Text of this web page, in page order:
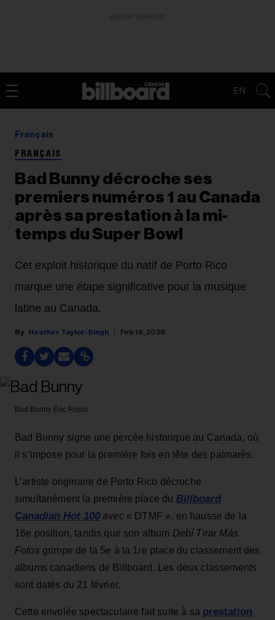
EN
Français
FRANÇAIS
Bad Bunny décroche ses
premiers numéros 1 au Canada
après sa prestation à la mi-
temps du Super Bowl
Cet exploit historique du natif de Porto Rico
marque une étape significative pour la musique
latine au Canada.
Heather Taylor-Singh Feb 18, 2026
Bad Bunny Éric Rojas
Bad Bunny signe une percée historique au Canada, où
il s’impose pour la première fois en tête des palmarès.
L’artiste originaire de Porto Rico décroche
simultanément la première place du Billboard
Canadian Hot 100 avec « DTMF », en hausse de la
16e position, tandis que son album Debí Tirar Más
Fotos grimpe de la 5e à la 1re place du classement des
albums canadiens de Billboard. Les deux classements
sont datés du 21 février.
Cette envolée spectaculaire fait suite à sa prestation